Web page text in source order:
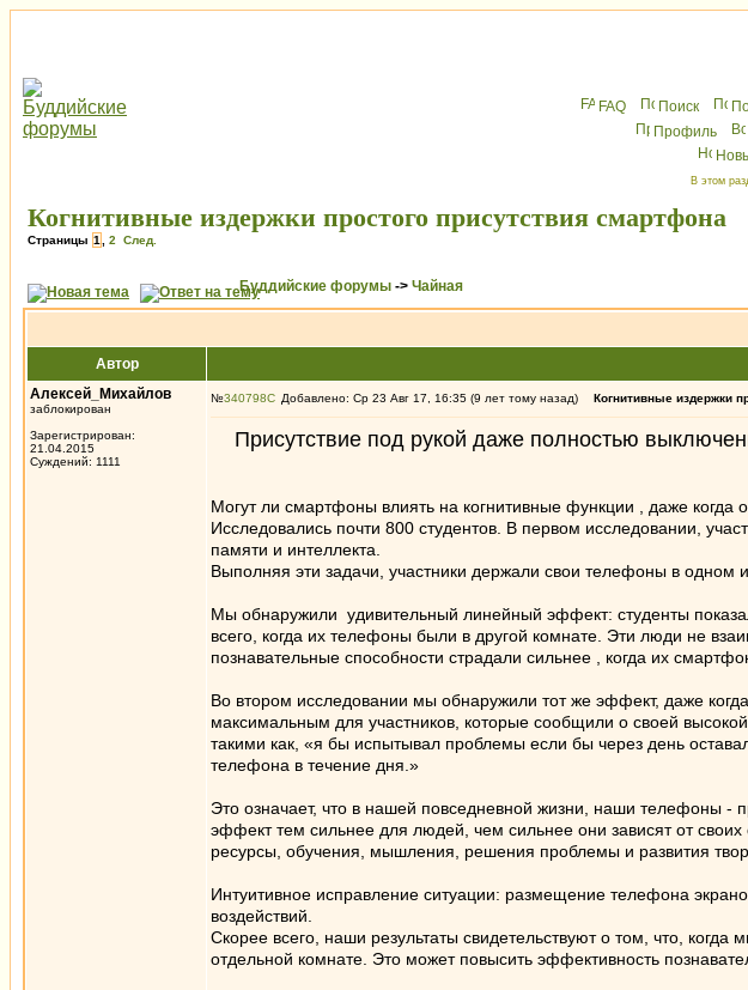
FAQ Поиск
Профиль
В этом
Когнитивные издержки простого присутствия смартфона
Страницы 1 2 След.
Буддийские форумы -> Чайная
Автор
Алексей_Михайлов
заблокирован
Зарегистрирован:
21.04.2015
Суждений: 1111
№340798 Добавлено: Ср 23 Авг 17, 16:35 (9 лет тому назад) Когнитивные издержки
Присутствие под рукой даже полностью
Могут ли смартфоны влиять на когнитивные функции , даже
Исследовались почти 800 студентов. В первом исследовании,
памяти и интеллекта.
Выполняя эти задачи, участники держали свои телефоны в одном
Мы обнаружили удивительный линейный эффект: студенты
всего, когда их телефоны были в другой комнате. Эти люди не
познавательные способности страдали сильнее , когда их
Во втором исследовании мы обнаружили тот же эффект, даже
максимальным для участников, которые сообщили о своей
такими как, «я бы испытывал проблемы если бы через день
телефона в течение дня.»
Это означает, что в нашей повседневной жизни, наши телефоны -
эффект тем сильнее для людей, чем сильнее они зависят от
ресурсы, обучения, мышления, решения проблемы и развития
Интуитивное исправление ситуации: размещение телефона
воздействий.
Скорее всего, наши результаты свидетельствуют о том, что,
отдельной комнате. Это может повысить эффективность